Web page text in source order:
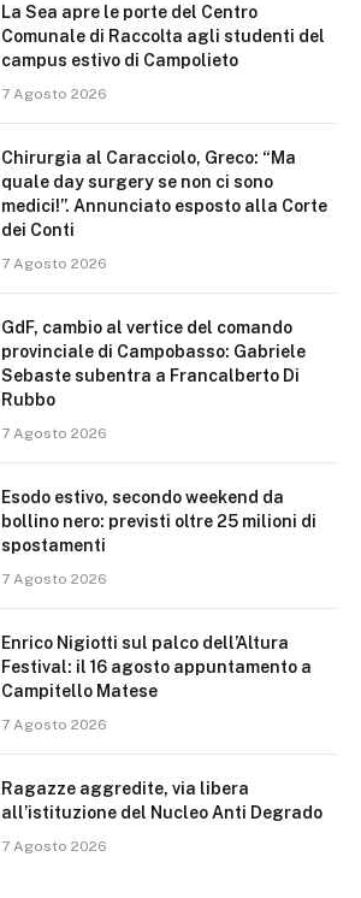
La Sea apre le porte del Centro
Comunale di Raccolta agli studenti del
campus estivo di Campolieto
7 Agosto 2026
Chirurgia al Caracciolo, Greco: “Ma
quale day surgery se non ci sono
medici!”. Annunciato esposto alla Corte
dei Conti
7 Agosto 2026
GdF, cambio al vertice del comando
provinciale di Campobasso: Gabriele
Sebaste subentra a Francalberto Di
Rubbo
7 Agosto 2026
Esodo estivo, secondo weekend da
bollino nero: previsti oltre 25 milioni di
spostamenti
7 Agosto 2026
Enrico Nigiotti sul palco dell’Altura
Festival: il 16 agosto appuntamento a
Campitello Matese
7 Agosto 2026
Ragazze aggredite, via libera
all’istituzione del Nucleo Anti Degrado
7 Agosto 2026